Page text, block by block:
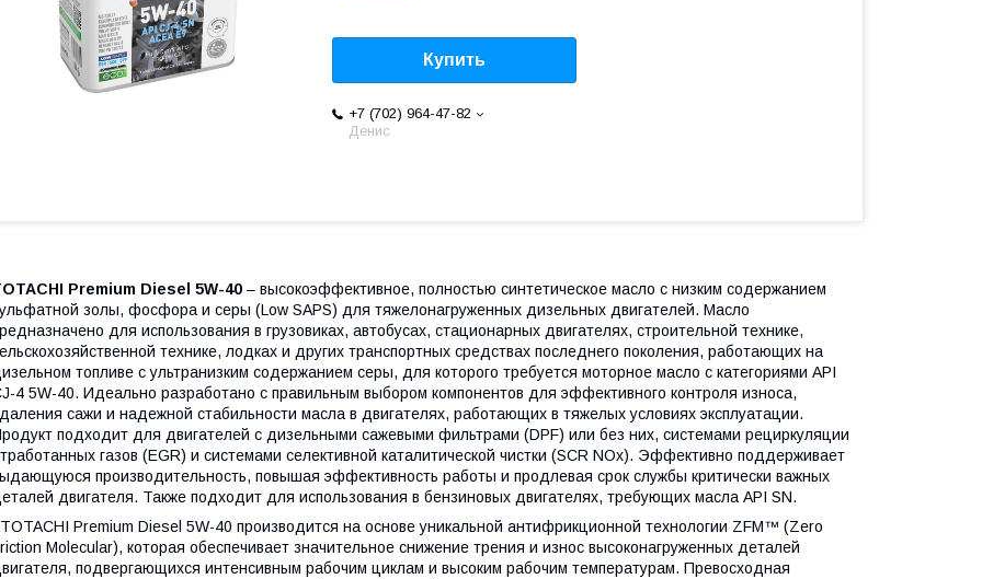
Купить
+7 (702) 964-47-82
Денис
Premium Diesel 5W-40 – высокоэффективное, полностью синтетическое масло с низким содержанием
золы, фосфора и серы (Low SAPS) для тяжелонагруженных дизельных двигателей. Масло
для использования в грузовиках, автобусах, стационарных двигателях, строительной технике,
технике, лодках и других транспортных средствах последнего поколения, работающих на
топливе с ультранизким содержанием серы, для которого требуется моторное масло с категориями API
4 5W-40. Идеально разработано с правильным выбором компонентов для эффективного контроля износа,
сажи и надежной стабильности масла в двигателях, работающих в тяжелых условиях эксплуатации.
подходит для двигателей с дизельными сажевыми фильтрами (DPF) или без них, системами рециркуляции
газов (EGR) и системами селективной каталитической чистки (SCR NOx). Эффективно поддерживает
производительность, повышая эффективность работы и продлевая срок службы критически важных
двигателя. Также подходит для использования в бензиновых двигателях, требующих масла API SN.
TOTACHI Premium Diesel 5W-40 производится на основе уникальной антифрикционной технологии ZFM™ (Zero
Molecular), которая обеспечивает значительное снижение трения и износ высоконагруженных деталей
подвергающихся интенсивным рабочим циклам и высоким рабочим температурам. Превосходная